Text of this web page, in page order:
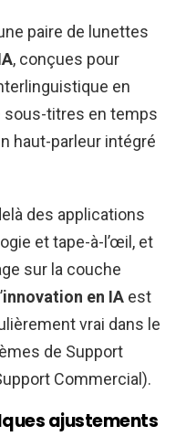
paire de lunettes
, conçues pour
en
titres en temps
haut-parleur intégré
des applications
et tape-à-l’œil, et
sur la couche
innovation en IA est
vrai dans le
de Support
Commercial).
ajustements